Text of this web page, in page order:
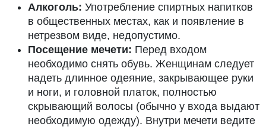
Алкоголь: Употребление спиртных напитков
в общественных местах, как и появление в
нетрезвом виде, недопустимо.
Посещение мечети: Перед входом
необходимо снять обувь. Женщинам следует
надеть длинное одеяние, закрывающее руки
и ноги, и головной платок, полностью
скрывающий волосы (обычно у входа выдают
необходимую одежду). Внутри мечети ведите